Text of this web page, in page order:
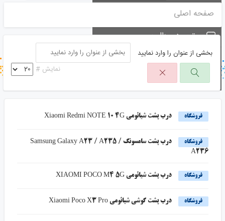
جستجو - تماس ها
جستجو در مطلب
جستجو در خبر خوان
جستجو - برچسب ها
صفحه اصلی
بخشی از عنوان را وارد نمایید
نمایش #
فروشگاه درب پشت شیائومی Xiaomi Redmi NOTE 10 4G
فروشگاه
درب پشت سامسونگ Samsung Galaxy A23 / A235 /
A236
فروشگاه درب پشت شیائومی XIAOMI POCO M4 5G
فروشگاه درب پشت گوشی شیائومی Xiaomi Poco X3 Pro